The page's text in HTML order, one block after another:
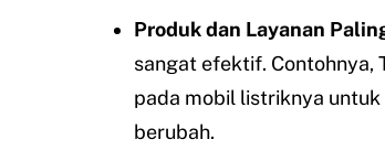
Produk dan Layanan
sangat efektif.
pada mobil listriknya
berubah.